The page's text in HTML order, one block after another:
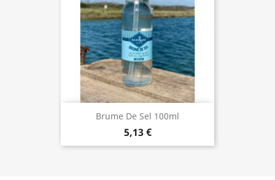
Brume De Sel 100ml
5,13 €